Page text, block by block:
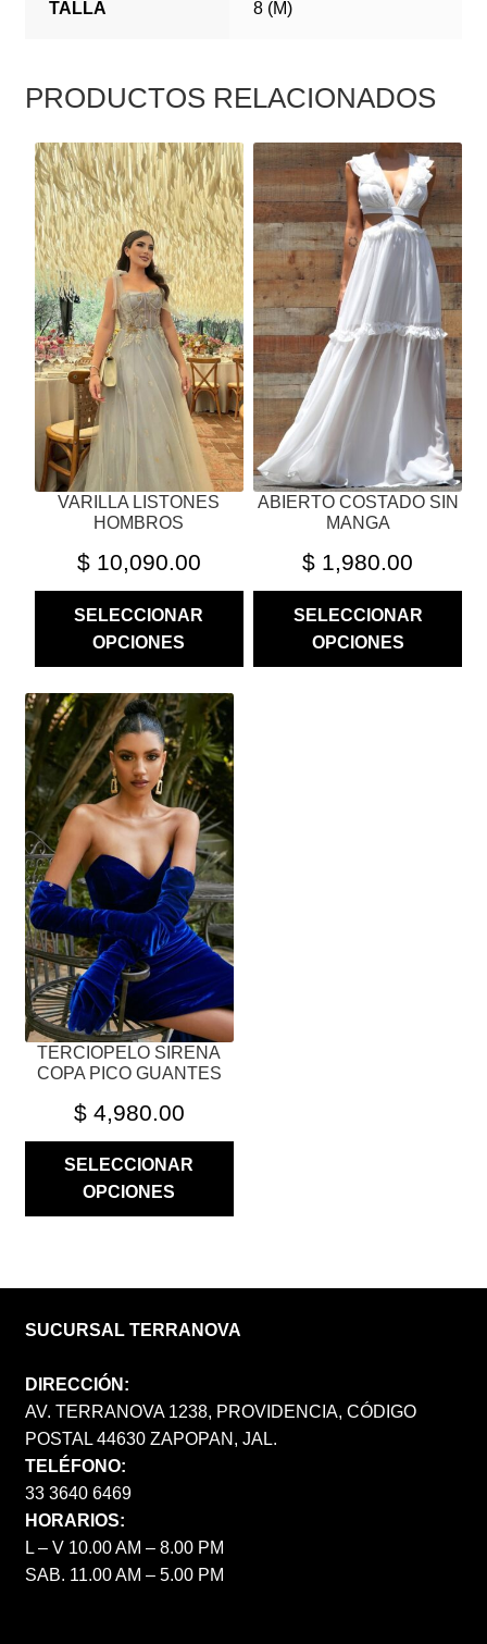
TALLA 8 (M)
PRODUCTOS RELACIONADOS
VARILLA LISTONES
HOMBROS
$10,090.00
SELECCIONAR
OPCIONES
ESTE
PRODUCTO
TIENE
MÚLTIPLES
VARIANTES.
LAS
OPCIONES
SE
PUEDEN
ELEGIR
EN
LA
PÁGINA
ABIERTO COSTADO SIN
MANGA
$ 1,980.00
SELECCIONAR
OPCIONES
ESTE
PRODUCTO
TIENE
MÚLTIPLES
VARIANTES.
LAS
OPCIONES
SE
PUEDEN
ELEGIR
EN
LA
PÁGINA
DE
TERCIOPELO SIRENA
COPA PICO GUANTES
$4,980.00
SELECCIONAR
OPCIONES
ESTE
PRODUCTO
TIENE
MÚLTIPLES
VARIANTES.
LAS
OPCIONES
SE
PUEDEN
ELEGIR
EN
LA
PÁGINA
DE
SUCURSAL TERRANOVA
DIRECCIÓN:
AV. TERRANOVA 1238, PROVIDENCIA, CÓDIGO
POSTAL 44630 ZAPOPAN, JAL.
TELÉFONO:
33 3640 6469
HORARIOS:
L – V 10.00 AM – 8.00 PM
SAB. 11.00 AM – 5.00 PM